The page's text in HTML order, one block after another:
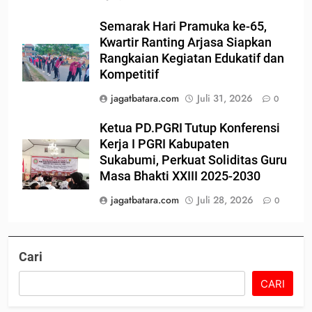
Semarak Hari Pramuka ke-65,
Kwartir Ranting Arjasa Siapkan
Rangkaian Kegiatan Edukatif dan
Kompetitif
jagatbatara.com
Juli 31, 2026 0
Ketua PD.PGRI Tutup Konferensi
Kerja I PGRI Kabupaten
Sukabumi, Perkuat Soliditas Guru
Masa Bhakti XXIII 2025-2030
jagatbatara.com
Juli 28, 2026 0
Cari
CARI